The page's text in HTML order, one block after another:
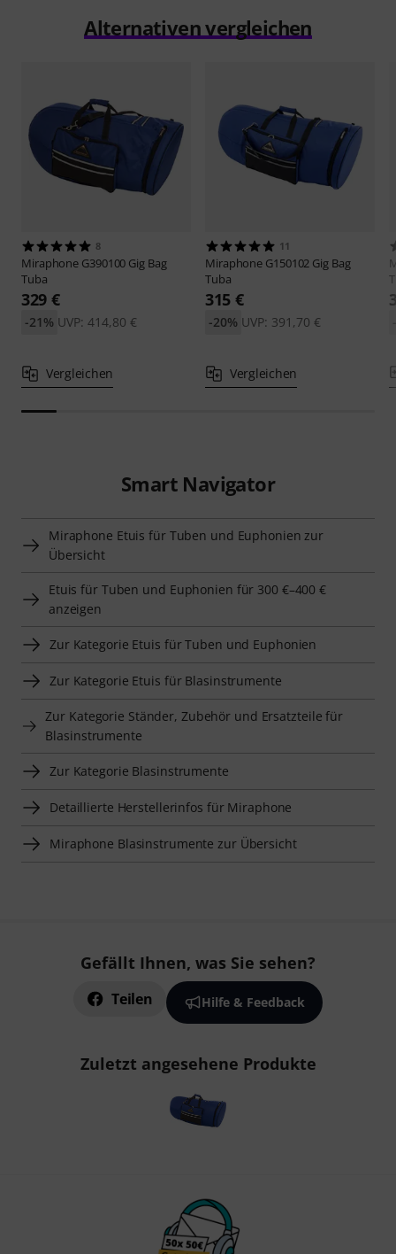
Alternativen vergleichen
8
Miraphone G390100 Gig Bag
Tuba
329 €
UVP: 414,80 €
-21%
Vergleichen
11
Miraphone G150102 Gig Bag
Tuba
315 €
UVP: 391,70 €
-20%
Vergleichen
Smart Navigator
Miraphone Etuis für Tuben und Euphonien zur
Übersicht
Etuis für Tuben und Euphonien für 300 €–400 €
anzeigen
Zur Kategorie Etuis für Tuben und Euphonien
Zur Kategorie Etuis für Blasinstrumente
Zur Kategorie Ständer, Zubehör und Ersatzteile für
Blasinstrumente
Zur Kategorie Blasinstrumente
Detaillierte Herstellerinfos für Miraphone
Miraphone Blasinstrumente zur Übersicht
Gefällt Ihnen, was Sie sehen?
Teilen Hilfe & Feedback
Zuletzt angesehene Produkte